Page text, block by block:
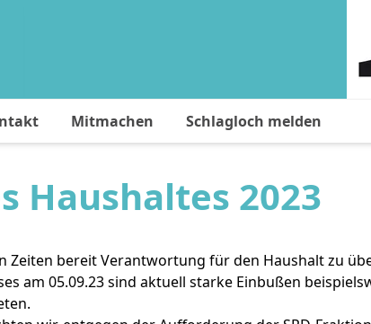
Mitmachen Schlagloch melden
Haushaltes 2023
Zeiten bereit Verantwortung für den Haushalt zu
am 05.09.23 sind aktuell starke Einbußen